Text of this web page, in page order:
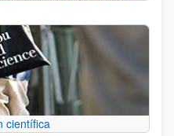
científica